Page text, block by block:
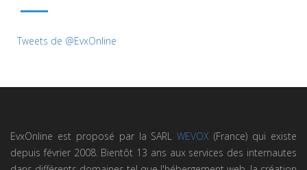
Tweets de @EvxOnline
EvxOnline est proposé par la SARLWEVOX (France) qui existe
depuis février 2008. Bientôt 13 ans aux services des internautes